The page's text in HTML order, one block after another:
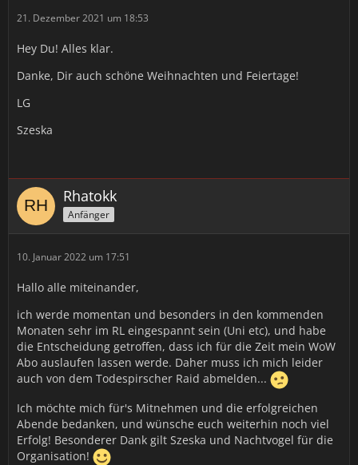
21. Dezember 2021 um 18:53
Hey Du! Alles klar.
Danke, Dir auch schöne Weihnachten und Feiertage!
LG
Szeska
Rhatokk
Anfänger
10. Januar 2022 um 17:51
Hallo alle miteinander,
ich werde momentan und besonders in den kommenden
Monaten sehr im RL eingespannt sein (Uni etc), und habe
die Entscheidung getroffen, dass ich für die Zeit mein WoW
Abo auslaufen lassen werde. Daher muss ich mich leider
auch von dem Todespirscher Raid abmelden...
Ich möchte mich für's Mitnehmen und die erfolgreichen
Abende bedanken, und wünsche euch weiterhin noch viel
Erfolg! Besonderer Dank gilt Szeska und Nachtvogel für die
Organisation!